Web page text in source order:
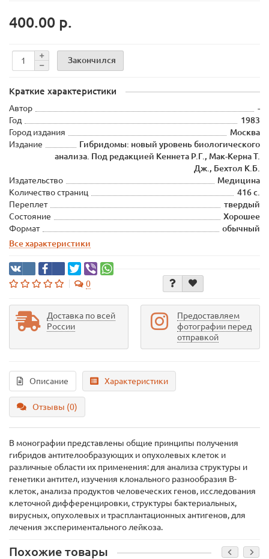
400.00 р.
Закончился
Краткие характеристики
Автор
-
Год
1983
Город издания
Москва
Издание
Гибридомы: новый уровень биологического
анализа. Под редакцией Кеннета Р.Г., Мак-Керна Т.
Дж., Бехтол К.Б.
Издательство
Медицина
Количество страниц
416 с.
Переплет
твердый
Состояние
Хорошее
Формат
обычный
Все характеристики
0
Доставка по всей
России
Предоставляем
фотографии перед
отправкой
Описание Характеристики
Отзывы (0)
В монографии представлены общие принципы получения
гибридов антителообразующих и опухолевых клеток и
различные области их применения: для анализа структуры и
генетики антител, изучения клонального разнообразия В-
клеток, анализа продуктов человеческих генов, исследования
клеточной дифференцировки, структуры бактериальных,
вирусных, опухолевых и трасплантационных антигенов, для
лечения экспериментального лейкоза.
Похожие товары